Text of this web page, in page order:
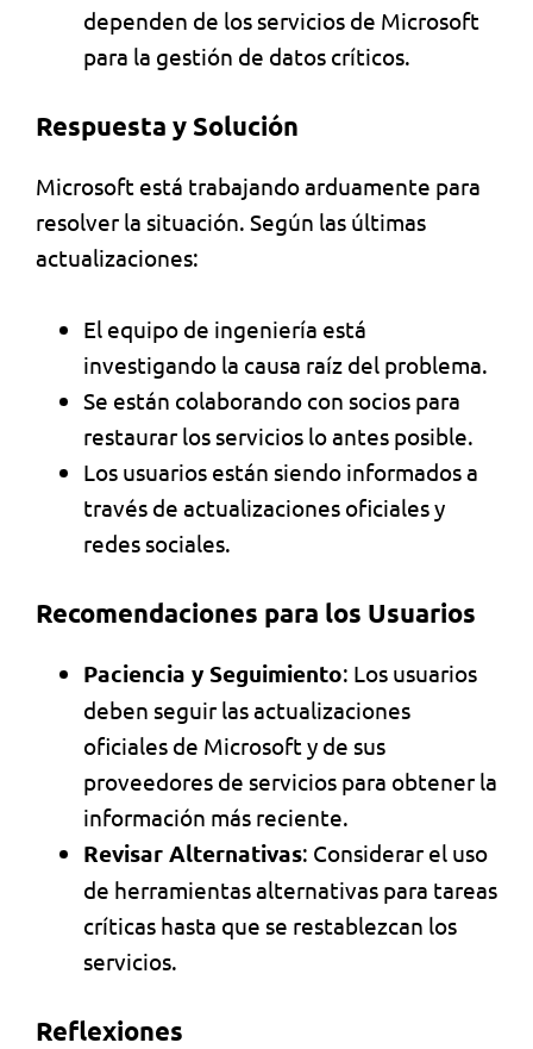
dependen de los servicios de Microsoft
para la gestión de datos críticos.
Respuesta y Solución
Microsoft está trabajando arduamente para
resolver la situación. Según las últimas
actualizaciones:
El equipo de ingeniería está
investigando la causa raíz del problema.
Se están colaborando con socios para
restaurar los servicios lo antes posible.
Los usuarios están siendo informados a
través de actualizaciones oficiales y
redes sociales.
Recomendaciones para los Usuarios
Paciencia y Seguimiento: Los usuarios
deben seguir las actualizaciones
oficiales de Microsoft y de sus
proveedores de servicios para obtener la
información más reciente.
Revisar Alternativas: Considerar el uso
de herramientas alternativas para tareas
críticas hasta que se restablezcan los
servicios.
Reflexiones